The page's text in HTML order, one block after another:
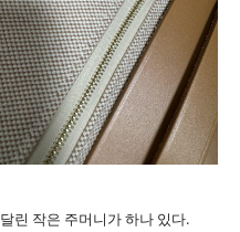
린 작은 주머니가 하나 있다.